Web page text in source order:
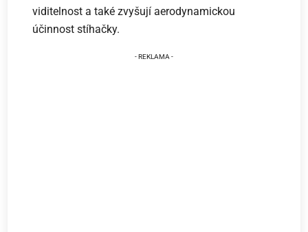
viditelnost a také zvyšují aerodynamickou
účinnost stíhačky.